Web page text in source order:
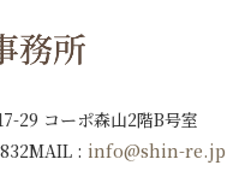
29 コーポ森山2階B号室
MAIL : info@shin-re.jp